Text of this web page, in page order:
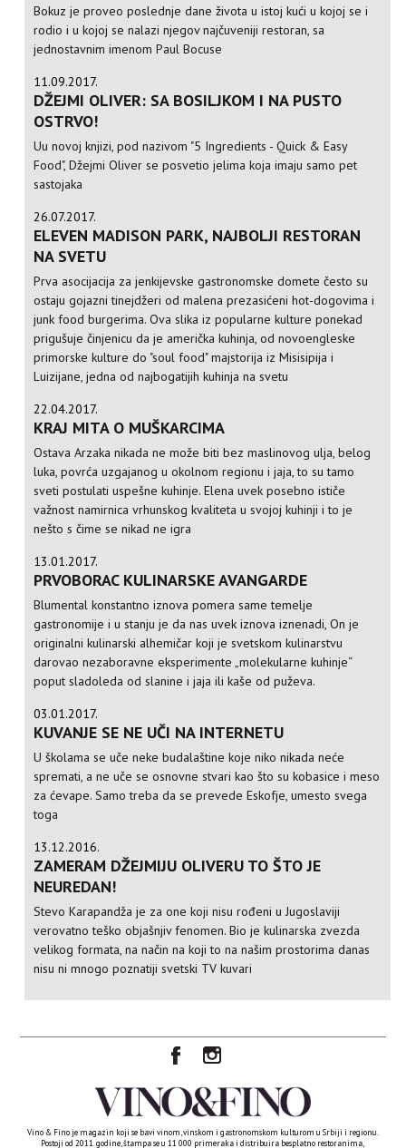
Bokuz je proveo poslednje dane života u istoj kući u kojoj se i
rodio i u kojoj se nalazi njegov najčuveniji restoran, sa
jednostavnim imenom Paul Bocuse
11.09.2017.
DŽEJMI OLIVER: SA BOSILJKOM I NA PUSTO
OSTRVO!
Uu novoj knjizi, pod nazivom "5 Ingredients - Quick & Easy
Food", Džejmi Oliver se posvetio jelima koja imaju samo pet
sastojaka
26.07.2017.
ELEVEN MADISON PARK, NAJBOLJI RESTORAN
NA SVETU
Prva asocijacija za jenkijevske gastronomske domete često su
ostaju gojazni tinejdžeri od malena prezasićeni hot-dogovima i
junk food burgerima. Ova slika iz popularne kulture ponekad
prigušuje činjenicu da je američka kuhinja, od novoengleske
primorske kulture do "soul food" majstorija iz Misisipija i
Luizijane, jedna od najbogatijih kuhinja na svetu
22.04.2017.
KRAJ MITA O MUŠKARCIMA
Ostava Arzaka nikada ne može biti bez maslinovog ulja, belog
luka, povrća uzgajanog u okolnom regionu i jaja, to su tamo
sveti postulati uspešne kuhinje. Elena uvek posebno ističe
važnost namirnica vrhunskog kvaliteta u svojoj kuhinji i to je
nešto s čime se nikad ne igra
13.01.2017.
PRVOBORAC KULINARSKE AVANGARDE
Blumental konstantno iznova pomera same temelje
gastronomije i u stanju je da nas uvek iznova iznenadi, On je
originalni kulinarski alhemičar koji je svetskom kulinarstvu
darovao nezaboravne eksperimente „molekularne kuhinje“
poput sladoleda od slanine i jaja ili kaše od puževa.
03.01.2017.
KUVANJE SE NE UČI NA INTERNETU
U školama se uče neke budalaštine koje niko nikada neće
spremati, a ne uče se osnovne stvari kao što su kobasice i meso
za ćevape. Samo treba da se prevede Eskofje, umesto svega
toga
13.12.2016.
ZAMERAM DŽEJMIJU OLIVERU TO ŠTO JE
NEUREDAN!
Stevo Karapandža je za one koji nisu rođeni u Jugoslaviji
verovatno teško objašnjiv fenomen. Bio je kulinarska zvezda
velikog formata, na način na koji to na našim prostorima danas
nisu ni mnogo poznatiji svetski TV kuvari
Vino & Fino je magazin koji se bavi vinom, vinskom i gastronomskom kulturom u Srbiji i regionu.
Postoji od 2011. godine, štampa se u 11 000 primeraka i distribuira besplatno restoranima,